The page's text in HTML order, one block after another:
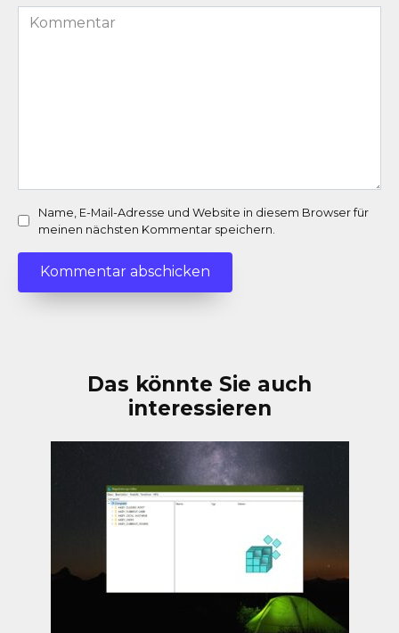
Adresse
Kommentar
Name, E-Mail-Adresse und Website in diesem Browser für
meinen nächsten Kommentar speichern.
Das könnte Sie auch
interessieren